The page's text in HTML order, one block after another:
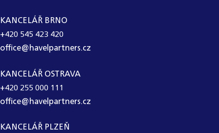
KANCELÁŘ BRNO
+420 545 423 420
office@havelpartners.cz
KANCELÁŘ OSTRAVA
+420 255 000 111
office@havelpartners.cz
KANCELÁŘ PLZEŇ